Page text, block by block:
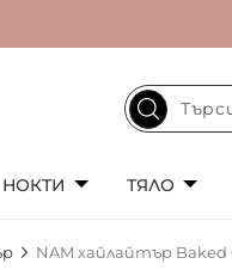
НОКТИ ТЯЛО
NAM хайлайтър Baked